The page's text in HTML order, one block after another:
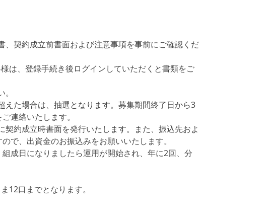
契約成立前書面および注意事項を事前にご確認くだ
は、登録手続き後ログインしていただくと書類をご
た場合は、抽選となります。募集期間終了日から3
連絡いたします。
約成立時書面を発行いたします。また、振込先およ
で、出資金のお振込みをお願いいたします。
成日になりましたら運用が開始され、年に2回、分
12口までとなります。